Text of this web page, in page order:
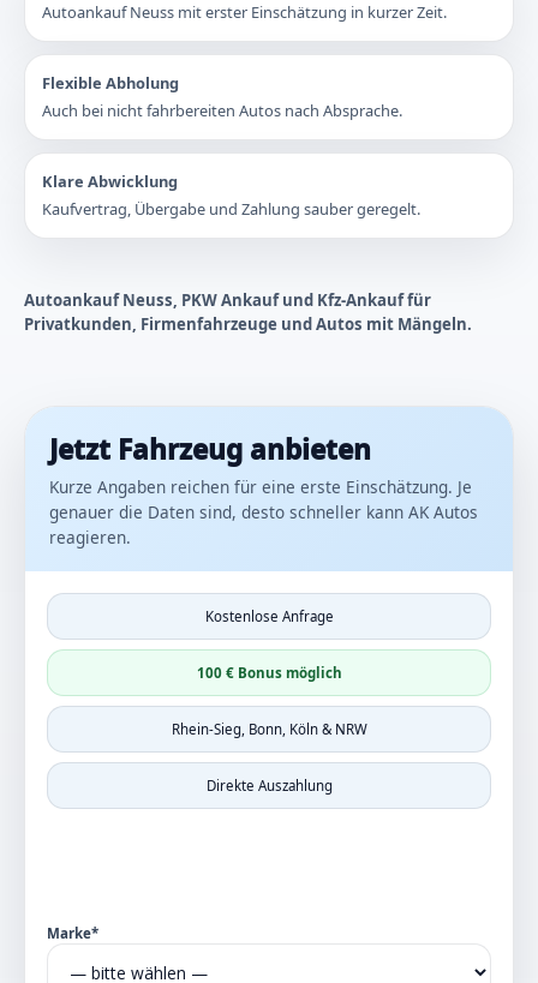
Autoankauf Neuss mit erster Einschätzung in kurzer Zeit.
Flexible Abholung
Auch bei nicht fahrbereiten Autos nach Absprache.
Klare Abwicklung
Kaufvertrag, Übergabe und Zahlung sauber geregelt.
Autoankauf Neuss, PKW Ankauf und Kfz-Ankauf für
Privatkunden, Firmenfahrzeuge und Autos mit Mängeln.
Jetzt Fahrzeug anbieten
Kurze Angaben reichen für eine erste Einschätzung. Je
genauer die Daten sind, desto schneller kann AK Autos
reagieren.
Kostenlose Anfrage
100 € Bonus möglich
Rhein-Sieg, Bonn, Köln & NRW
Direkte Auszahlung
Marke*